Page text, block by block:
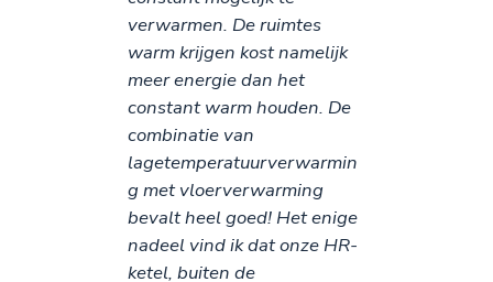
verwarmen. De ruimtes
warm krijgen kost namelijk
meer energie dan het
constant warm houden. De
combinatie van
lagetemperatuurverwarmin
g met vloerverwarming
bevalt heel goed! Het enige
nadeel vind ik dat onze HR-
ketel, buiten de